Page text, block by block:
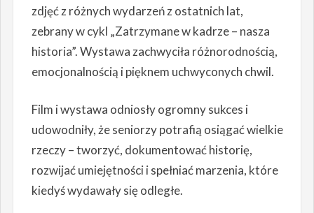
zdjęć z różnych wydarzeń z ostatnich lat,
zebrany w cykl „Zatrzymane w kadrze – nasza
historia”. Wystawa zachwyciła różnorodnością,
emocjonalnością i pięknem uchwyconych chwil.
Film i wystawa odniosły ogromny sukces i
udowodniły, że seniorzy potrafią osiągać wielkie
rzeczy – tworzyć, dokumentować historię,
rozwijać umiejętności i spełniać marzenia, które
kiedyś wydawały się odległe.